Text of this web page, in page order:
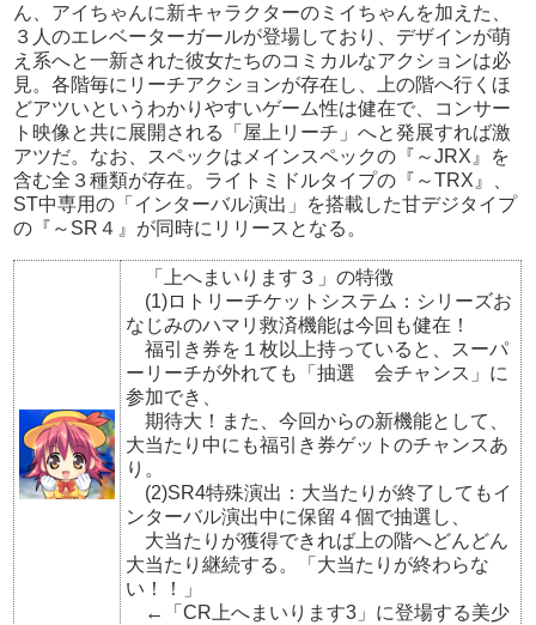
ん、アイちゃんに新キャラクターのミイちゃんを加えた、
３人のエレベーターガールが登場しており、デザインが萌
え系へと一新された彼女たちのコミカルなアクションは必
見。各階毎にリーチアクションが存在し、上の階へ行くほ
どアツいというわかりやすいゲーム性は健在で、コンサー
ト映像と共に展開される「屋上リーチ」へと発展すれば激
アツだ。なお、スペックはメインスペックの『～JRX』を
含む全３種類が存在。ライトミドルタイプの『～TRX』、
ST中専用の「インターバル演出」を搭載した甘デジタイプ
の『～SR４』が同時にリリースとなる。
「上へまいります３」の特徴
(1)ロトリーチケットシステム：シリーズお
なじみのハマリ救済機能は今回も健在！
福引き券を１枚以上持っていると、スーパ
ーリーチが外れても「抽選 会チャンス」に
参加でき、
期待大！また、今回からの新機能として、
大当たり中にも福引き券ゲットのチャンスあ
り。
(2)SR4特殊演出：大当たりが終了してもイ
ンターバル演出中に保留４個で抽選し、
大当たりが獲得できれば上の階へどんどん
大当たり継続する。「大当たりが終わらな
い！！」
←「CR上へまいります3」に登場する美少